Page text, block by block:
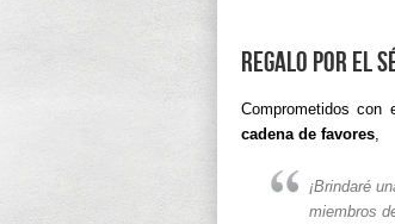
Regalo por el
Comprometidos
cadena de favores,
¡Brindaré
miembros